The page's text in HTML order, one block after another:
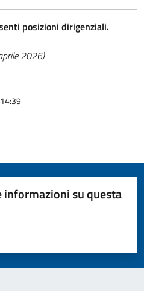
posizioni dirigenziali.
2026)
informazioni su questa
su 5
5